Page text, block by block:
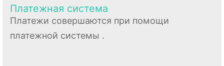
Платежная система
Платежи совершаются при помощи
платежной системы .